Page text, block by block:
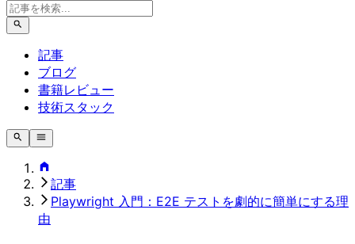
記事
ブログ
書籍レビュー
技術スタック
記事
Playwright 入門：E2E テストを劇的に簡単にする理
由